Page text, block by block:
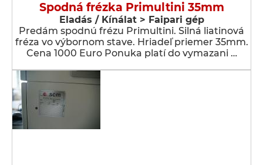
Spodná frézka Primultini 35mm
Eladás / Kínálat > Faipari gép
Predám spodnú frézu Primultini. Silná liatinová
fréza vo výbornom stave. Hriadeľ priemer 35mm.
Cena 1000 Euro Ponuka platí do vymazani …